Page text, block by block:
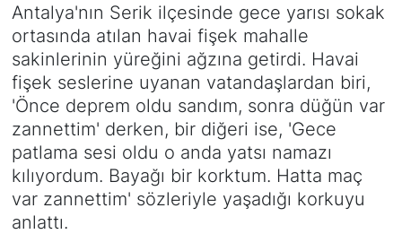
Antalya'nın Serik ilçesinde gece yarısı sokak
ortasında atılan havai fişek mahalle
sakinlerinin yüreğini ağzına getirdi. Havai
fişek seslerine uyanan vatandaşlardan biri,
'Önce deprem oldu sandım, sonra düğün var
zannettim' derken, bir diğeri ise, 'Gece
patlama sesi oldu o anda yatsı namazı
kılıyordum. Bayağı bir korktum. Hatta maç
var zannettim' sözleriyle yaşadığı korkuyu
anlattı.
MAGAZİN
SAĞLIK
Siyaset
YEREL HABER
Haberde insan
Son Dakika Haberleri
Haber Arşivi